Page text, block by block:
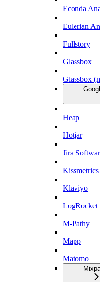
Econda
Eulerian
Fullstory
Glassbox
Glassbox
Heap
Hotjar
Jira
Kissmetrics
Klaviyo
LogRocket
M-Pathy
Mapp
Matomo